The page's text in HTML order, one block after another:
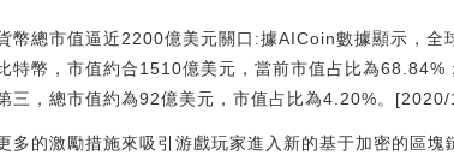
幣總市值逼近2200億美元關口:據AICoin數據顯示，
特幣，市值約合1510億美元，當前市值占比為
三，總市值約為92億美元，市值占比為4.20%。
多的激勵措施來吸引游戲玩家進入新的基于加密的區